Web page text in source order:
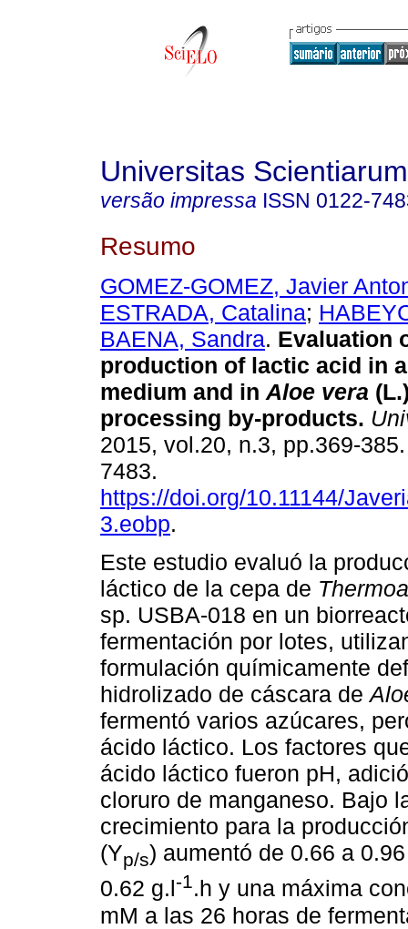
Universitas Scientiarum
versão impressa ISSN 0122-
Resumo
GOMEZ-GOMEZ, Javier
ESTRADA, Catalina;
BAENA, Sandra. Evaluation
production of lactic acid in
medium and in Aloe vera
processing by-products.
2015, vol.20, n.3, pp.369-
7483.
https://doi.org/10.11144/
3.eobp.
Este estudio evaluó la
láctico de la cepa de
sp. USBA-018 en un
fermentación por lotes,
formulación químicamente
hidrolizado de cáscara de
fermentó varios azúcares,
ácido láctico. Los factores
ácido láctico fueron pH,
cloruro de manganeso. Bajo
crecimiento para la
(Yp/s) aumentó de 0.66 a
0.62 g.l-1.h y una máxima
mM a las 26 horas de